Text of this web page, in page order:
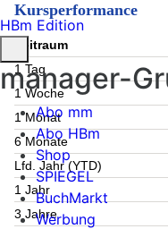
Kursperformance
Zeitraum
1 Tag
1 Woche
1 Monat
6 Monate
Lfd. Jahr (YTD)
1 Jahr
3 Jahre
HBm Edition
manager-
Abo mm
Abo HBm
Shop
SPIEGEL
BuchMarkt
Werbung